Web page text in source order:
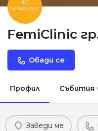
FemiClinic
Обади се
Профил Събития
Заведи ме